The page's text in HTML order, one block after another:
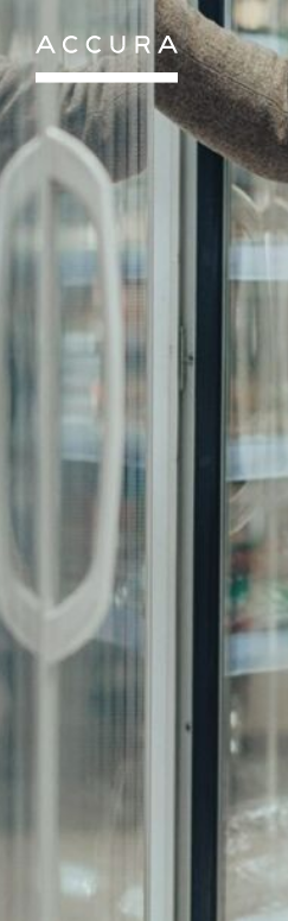
Gå
indhold